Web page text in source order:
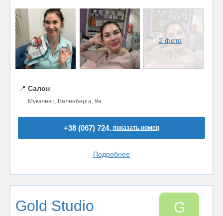
2 фото
📍 Салон
Мукачево, Валенберга, 9а
+38 (067) 724..показать номер
Подробнее
Gold Studio G